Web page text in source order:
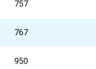
757
767
950